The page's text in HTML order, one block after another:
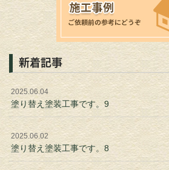
新着記事
2025.06.04
塗り替え塗装工事です。9
2025.06.02
塗り替え塗装工事です。8